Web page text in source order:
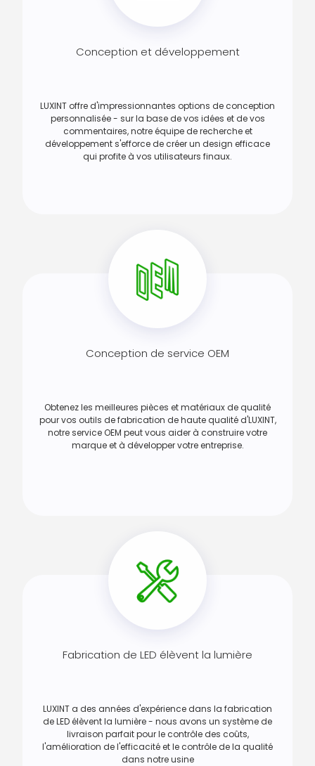
Conception et développement
LUXINT offre d'impressionnantes options de conception
personnalisée - sur la base de vos idées et de vos
commentaires, notre équipe de recherche et
développement s'efforce de créer un design efficace
qui profite à vos utilisateurs finaux.
Conception de service OEM
Obtenez les meilleures pièces et matériaux de qualité
pour vos outils de fabrication de haute qualité d'LUXINT,
notre service OEM peut vous aider à construire votre
marque et à développer votre entreprise.
Fabrication de LED élèvent la lumière
LUXINT a des années d'expérience dans la fabrication
de LED élèvent la lumière - nous avons un système de
livraison parfait pour le contrôle des coûts,
l'amélioration de l'efficacité et le contrôle de la qualité
dans notre usine